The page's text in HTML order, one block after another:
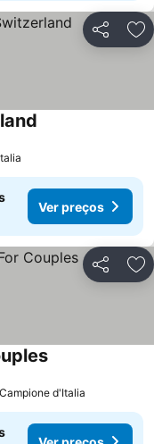
Partilhar
Ver preços
Partilhar
d'Italia